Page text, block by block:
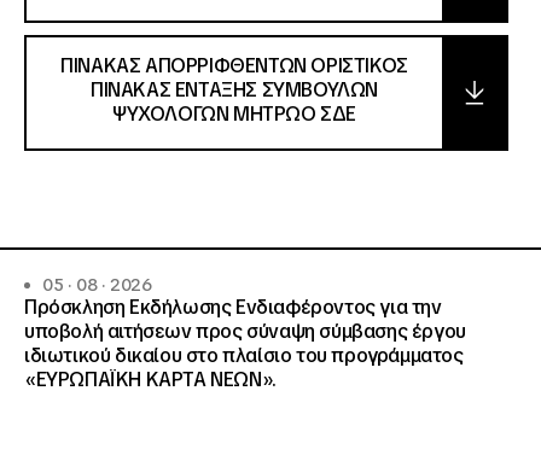
ΠΙΝΑΚΑΣ ΑΠΟΡΡΙΦΘΕΝΤΩΝ ΟΡΙΣΤΙΚΟΣ
ΠΙΝΑΚΑΣ ΕΝΤΑΞΗΣ ΣΥΜΒΟΥΛΩΝ
ΨΥΧΟΛΟΓΩΝ ΜΗΤΡΩΟ ΣΔΕ
05 · 08 · 2026
Πρόσκληση Εκδήλωσης Ενδιαφέροντος για την
υποβολή αιτήσεων προς σύναψη σύμβασης έργου
ιδιωτικού δικαίου στο πλαίσιο του προγράμματος
«ΕΥΡΩΠΑΪΚΗ ΚΑΡΤΑ ΝΕΩΝ».